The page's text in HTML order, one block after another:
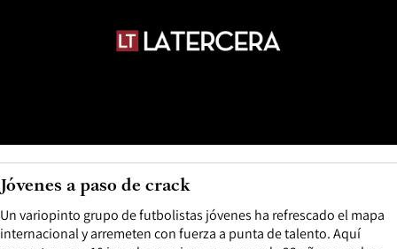
Un variopinto grupo de futbolistas jóvenes ha refrescado el mapa
internacional y arremeten con fuerza a punta de talento. Aquí
Jóvenes a paso de crack